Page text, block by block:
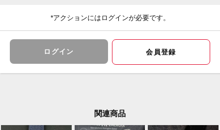
ご来店前に在庫の有無のご確認をお勧めします。
また、価格に関してのお問い合わせはメッセージでご質
問頂いてもお答えしておりません。
直接店頭へお問い合わせください。
※新品・未使用品に関しても保管に伴う極僅かな擦れが
生じる場合がございます。
【保証について】
購入日より6か月の保証
*アクションにはログインが必要です。
ログイン 会員登録
関連商品